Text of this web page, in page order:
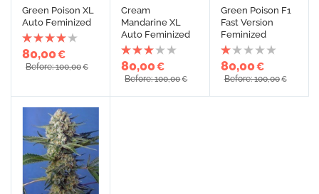
Green Poison XL
Auto Feminized
80,00€
Before: 100,00€
Cream
Mandarine XL
Auto Feminized
80,00€
Before: 100,00€
Green Poison F1
Fast Version
Feminized
80,00€
Before: 100,00€